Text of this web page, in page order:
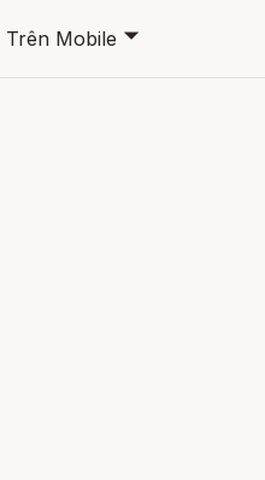
Trên Mobile 🞃